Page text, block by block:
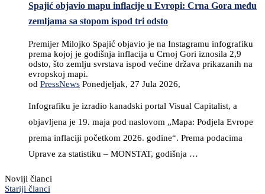
Spajić objavio mapu inflacije u Evropi: Crna Gora među
zemljama sa stopom ispod tri odsto
Premijer Milojko Spajić objavio je na Instagramu infografiku
prema kojoj je godišnja inflacija u Crnoj Gori iznosila 2,9
odsto, što zemlju svrstava ispod većine država prikazanih na
evropskoj mapi.
od PressNews Ponedjeljak, 27 Jula 2026,
Infografiku je izradio kanadski portal Visual Capitalist, a
objavljena je 19. maja pod naslovom „Mapa: Podjela Evrope
prema inflaciji početkom 2026. godine“. Prema podacima
Uprave za statistiku – MONSTAT, godišnja …
Noviji članci
Stariji članci